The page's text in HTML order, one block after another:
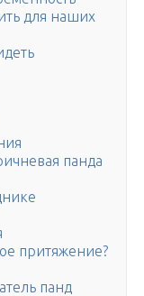
для наших
панда
притяжение?
панд